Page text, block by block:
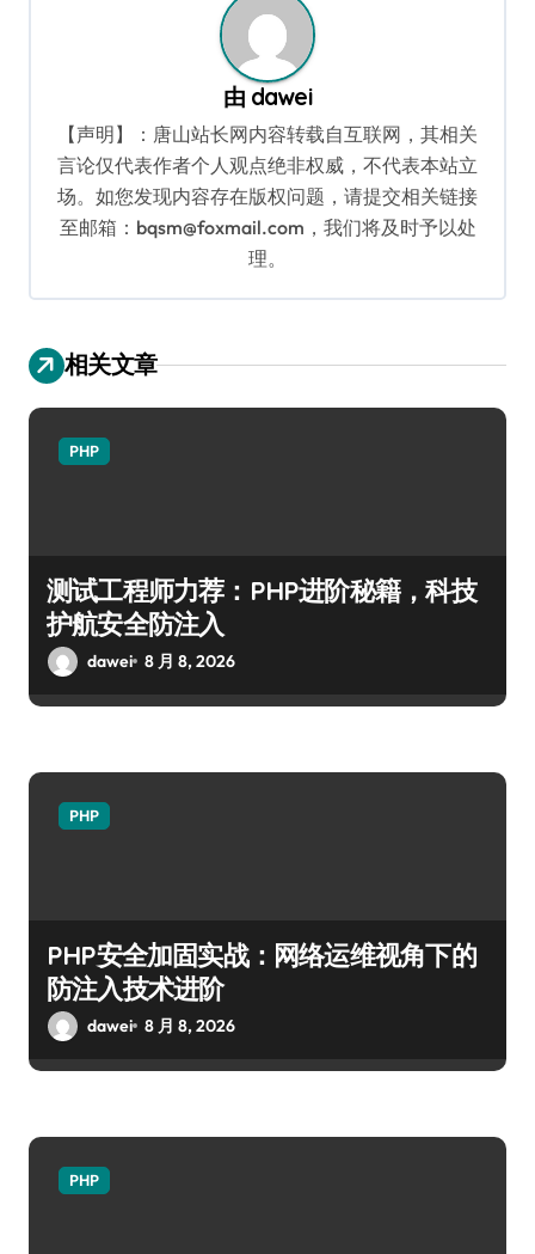
由 dawei
【声明】：唐山站长网内容转载自互联网，其相关
言论仅代表作者个人观点绝非权威，不代表本站立
场。如您发现内容存在版权问题，请提交相关链接
至邮箱：bqsm@foxmail.com，我们将及时予以处
理。
相关文章
PHP
测试工程师力荐：PHP进阶秘籍，科技
护航安全防注入
dawei 8 月 8, 2026
PHP
PHP安全加固实战：网络运维视角下的
防注入技术进阶
dawei 8 月 8, 2026
PHP